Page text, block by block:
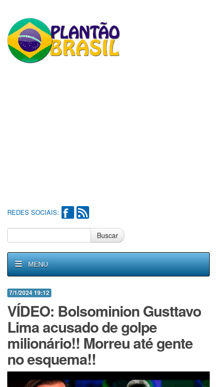
REDES SOCIAIS:
Buscar
MENU
7/1/2024 19:12
VÍDEO: Bolsominion Gusttavo
Lima acusado de golpe
milionário!! Morreu até gente
no esquema!!